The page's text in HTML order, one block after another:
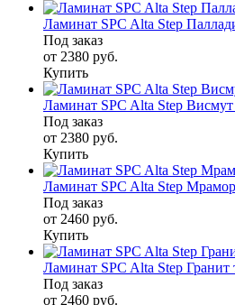
Ламинат SPC Alta Step
Под заказ
от 2380 руб.
Купить
Ламинат SPC Alta Step Висмут
Под заказ
от 2380 руб.
Купить
Ламинат SPC Alta Step
Под заказ
от 2460 руб.
Купить
Ламинат SPC Alta Step
Под заказ
от 2460 руб.